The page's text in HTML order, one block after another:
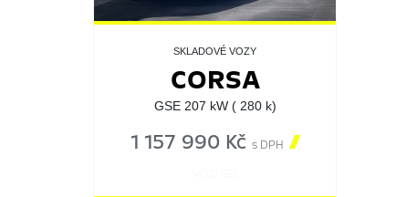
SKLADOVÉ VOZY
CORSA
GSE 207 kW ( 280 k)
1 157 990 Kč s DPH 